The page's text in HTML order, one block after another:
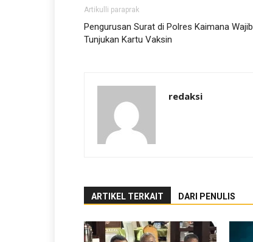
Artikulli paraprak
Pengurusan Surat di Polres Kaimana Wajib
Tunjukan Kartu Vaksin
redaksi
ARTIKEL TERKAIT DARI PENULIS